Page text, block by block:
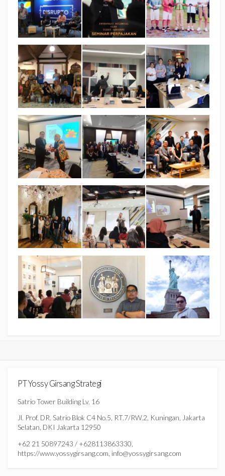
PT Yossy Girsang Strategi
Satrio Tower Building Lv. 16
Jl. Prof. DR. Satrio Blok C4 No.5, RT.7/RW.2, Kuningan, Jakarta
Selatan, DKI Jakarta 12950
+62 21 50897243 / +628113863330,
https://www.yossygirsang.com, info@yossygirsang.com